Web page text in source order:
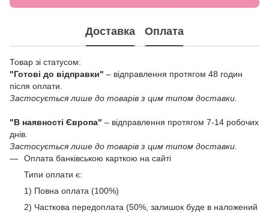
Доставка Оплата
Товар зі статусом:
"Готові до відправки" – відправлення протягом 48 годин
після оплати.
Застосується лише до товарів з цим типом доставки.
"В наявності Європа" – відправлення протягом 7-14 робочих
днів.
Застосується лише до товарів з цим типом доставки.
Оплата банківською карткою на сайті
Типи оплати є:
1) Повна оплата (100%)
2) Часткова передоплата (50%, залишок буде в наложений